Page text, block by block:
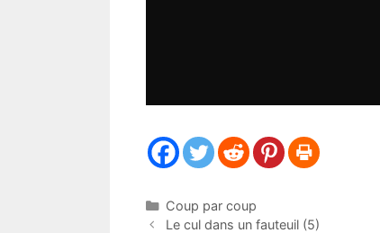
Catégories
Coup par coup
Le cul dans un fauteuil (5)